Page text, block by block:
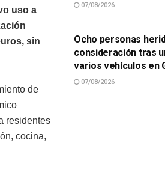
uso a
sin
de
residentes
cocina,
07/08/2026
Ocho personas
consideración tras
varios vehículos en
07/08/2026